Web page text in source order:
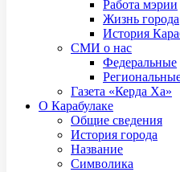
Работа мэрии
Жизнь города
История
СМИ о нас
Федеральные
Газета «Керда Ха»
О Карабулаке
Общие сведения
История города
Название
Символика